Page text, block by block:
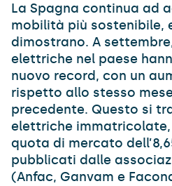
La Spagna continua ad
mobilità più sostenibile,
dimostrano. A
elettriche nel paese
nuovo record, con un
rispetto allo stesso mese
precedente. Questo si
elettriche
quota di mercato
pubblicati dalle
(Anfac, Ganvam e